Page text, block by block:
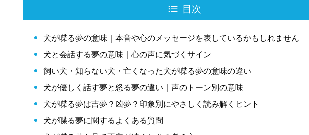
目次
犬が喋る夢の意味｜本音や心のメッセージを表しているかもしれません
犬と会話する夢の意味｜心の声に気づくサイン
飼い犬・知らない犬・亡くなった犬が喋る夢の意味の違い
犬が優しく話す夢と怒る夢の違い｜声のトーン別の意味
犬が喋る夢は吉夢？凶夢？印象別にやさしく読み解くヒント
犬が喋る夢に関するよくある質問